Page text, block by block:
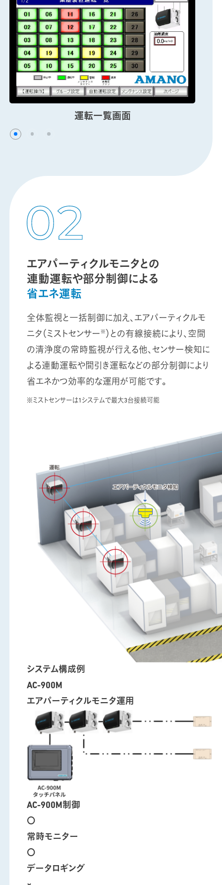
グループ運転画面
エアパーティクルモニタとの
連動運転や部分制御による
省エネ運転
全体監視と一括制御に加え、エアパーティクルモ
ニタ（ミストセンサー ※ ）との有線接続により、空間
の清浄度の常時監視が行える他、センサー検知に
よる連動運転や間引き運転などの部分制御により
省エネかつ効率的な運用が可能です。
※ミストセンサーは1システムで最大3台接続可能
システム構成例
AC-900M
エアパーティクルモニタ運用
AC-900M制御
〇
常時モニター
〇
データロギング